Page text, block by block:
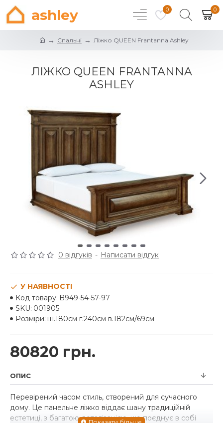
ashley 0 0
Спальні Ліжко QUEEN Frantanna Ashley
ЛІЖКО QUEEN FRANTANNA
ASHLEY
0 відгуків - Написати відгук
80820 грн.
У НАЯВНОСТІ
Код товару: B949-54-57-97
SKU: 001905
Розміри: ш.180см г.240см в.182см/69см
ОПИС
Перевірений часом стиль, створений для сучасного
дому. Це панельне ліжко віддає шану традиційній
естетиці, з багатою деталізацією, що поєднує в собі